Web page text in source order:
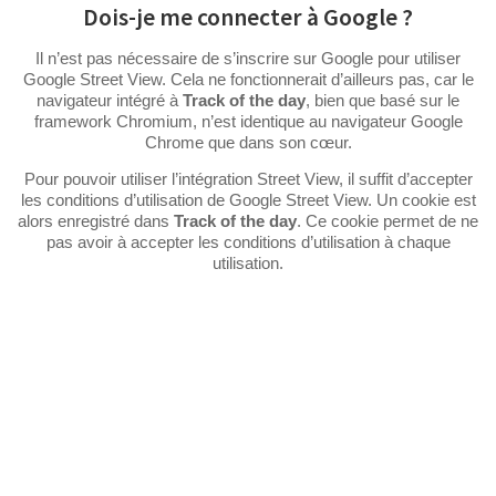
Dois-je me connecter à Google ?
Il n’est pas nécessaire de s’inscrire sur Google pour utiliser
Google Street View. Cela ne fonctionnerait d’ailleurs pas, car le
navigateur intégré à Track of the day, bien que basé sur le
framework Chromium, n’est identique au navigateur Google
Chrome que dans son cœur.
Pour pouvoir utiliser l’intégration Street View, il suffit d’accepter
les conditions d’utilisation de Google Street View. Un cookie est
alors enregistré dans Track of the day. Ce cookie permet de ne
pas avoir à accepter les conditions d’utilisation à chaque
utilisation.